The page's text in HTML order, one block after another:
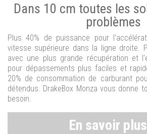
Dans 10 cm toutes les
problèmes
Plus 40% de puissance pour
vitesse supérieure dans la ligne droite.
avec une plus grande récupération et
pour dépassements plus faciles et
20% de consommation de carburant
détendus. DrakeBox Monza vous donne
besoin.
En savoir plus